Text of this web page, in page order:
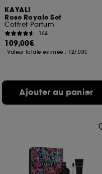
KAYALI
Rose Royale Set
Coffret Parfum
164
109,00€
Valeur totale estimée : 127,00€
Ajouter au panier